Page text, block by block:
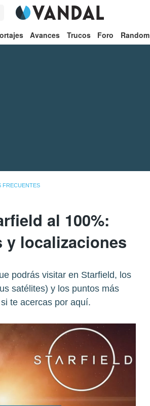
Avances Trucos Foro Random
FRECUENTES
al 100%:
y localizaciones
podrás visitar en Starfield, los
satélites) y los puntos más
te acercas por aquí.